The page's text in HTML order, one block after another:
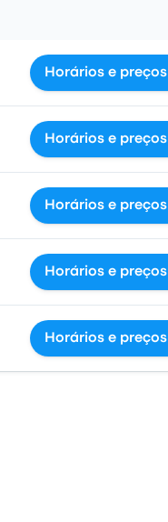
Horários e preços
Horários e preços
Horários e preços
Horários e preços
Horários e preços